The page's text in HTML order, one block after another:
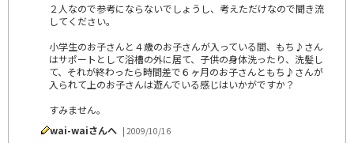
２人なので参考にならないでしょうし、考えただけなので聞き流
してください。
小学生のお子さんと４歳のお子さんが入っている間、もち♪さん
はサポートとして浴槽の外に居て、子供の身体洗ったり、洗髪し
て、それが終わったら時間差で６ヶ月のお子さんともち♪さんが
入られて上のお子さんは遊んでいる感じはいかがですか？
すみません。
wai-waiさんへ | 2009/10/16